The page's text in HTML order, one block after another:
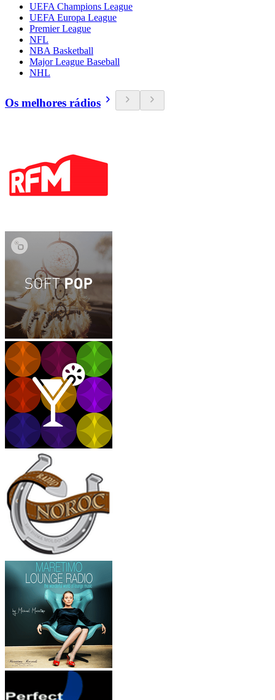
UEFA Champions League
UEFA Europa League
Premier League
NFL
NBA Basketball
Major League Baseball
NHL
Os melhores rádios